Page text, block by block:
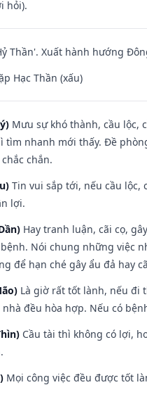
hỏi).
Thần'. Xuất hành hướng
Hạc Thần (xấu)
Mưu sự khó thành, cầu lộc,
nhanh mới thấy. Đề
chắn.
Tin vui sắp tới, nếu cầu
lợi.
Hay tranh luận, cãi cọ,
Nói chung những việc
để hạn ché gây ẩu đả hay
Là giờ rất tốt lành, nếu đi
đều hòa hợp. Nếu có
Cầu tài thì không có lợi,
Mọi công việc đều được tốt